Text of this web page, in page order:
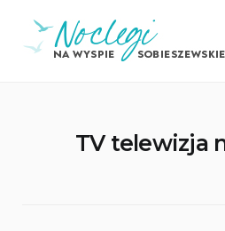
content
Noclegi na Wyspie
Sobieszewskiej
TV telewizja